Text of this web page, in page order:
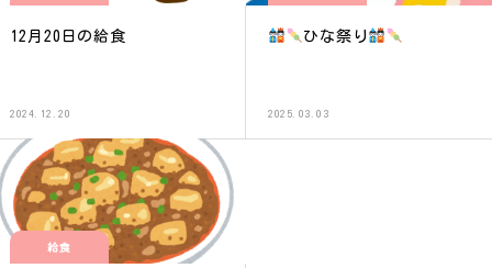
12月20日の給食
2024.12.20
ひな祭り
2025.03.03
給食